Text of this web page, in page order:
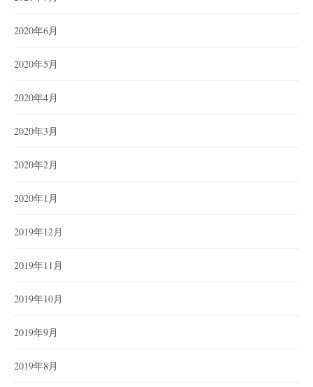
2020年6月
2020年5月
2020年4月
2020年3月
2020年2月
2020年1月
2019年12月
2019年11月
2019年10月
2019年9月
2019年8月